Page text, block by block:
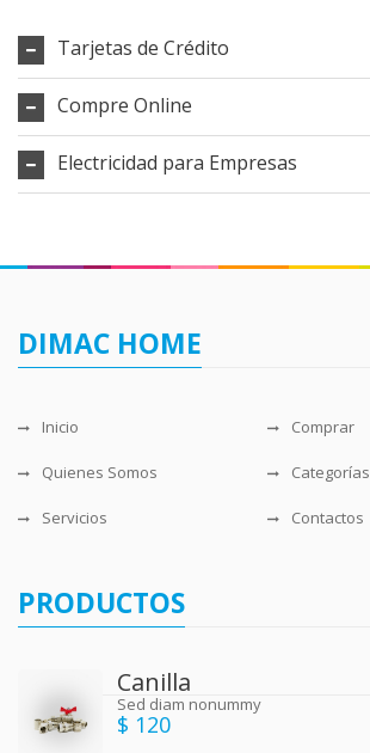
Tarjetas de Crédito
Compre Online
Electricidad para Empresas
DIMAC HOME
Inicio Comprar
Quienes Somos Categorías
Servicios Contactos
PRODUCTOS
Canilla
Sed diam nonummy
$ 120